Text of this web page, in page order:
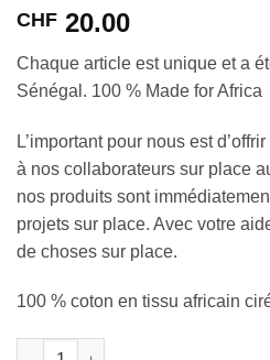
CHF 20.00
Chaque article est unique et a
Sénégal. 100 % Made for Africa
L’important pour nous est
à nos collaborateurs sur place
nos produits sont
projets sur place. Avec votre
de choses sur place.
100 % coton en tissu africain
quantité de Trousse de toilette